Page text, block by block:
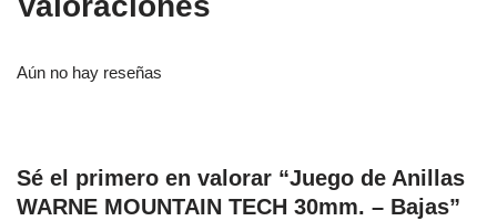
Aún no hay reseñas
Sé el primero en valorar “Juego de Anillas
WARNE MOUNTAIN TECH 30mm. – Bajas”